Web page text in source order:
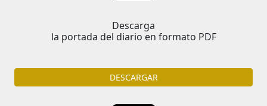
Descarga
la portada del diario en formato PDF
DESCARGAR